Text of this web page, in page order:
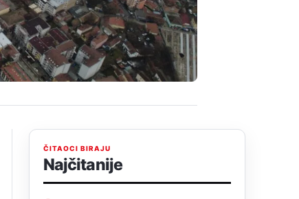
ČITAOCI BIRAJU
Najčitanije